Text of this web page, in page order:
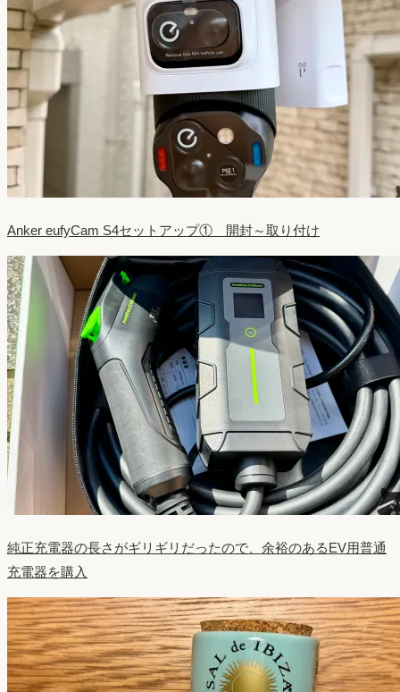
Anker eufyCam S4セットアップ① 開封～取り付け
純正充電器の長さがギリギリだったので、余裕のあるEV用普通
充電器を購入